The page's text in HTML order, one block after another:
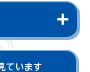
ています